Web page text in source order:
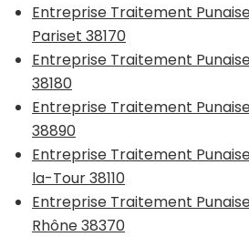
Entreprise Traitement
Pariset 38170
Entreprise Traitement
38180
Entreprise Traitement
38890
Entreprise Traitement
la-Tour 38110
Entreprise Traitement
Rhône 38370